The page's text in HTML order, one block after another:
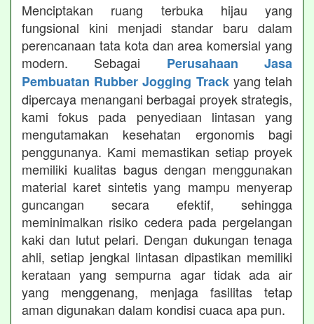
Menciptakan ruang terbuka hijau yang
fungsional kini menjadi standar baru dalam
perencanaan tata kota dan area komersial yang
modern. Sebagai Perusahaan Jasa
Pembuatan Rubber Jogging Trackyang telah
dipercaya menangani berbagai proyek strategis,
kami fokus pada penyediaan lintasan yang
mengutamakan kesehatan ergonomis bagi
penggunanya. Kami memastikan setiap proyek
memiliki kualitas bagus dengan menggunakan
material karet sintetis yang mampu menyerap
guncangan secara efektif, sehingga
meminimalkan risiko cedera pada pergelangan
kaki dan lutut pelari. Dengan dukungan tenaga
ahli, setiap jengkal lintasan dipastikan memiliki
kerataan yang sempurna agar tidak ada air
yang menggenang, menjaga fasilitas tetap
aman digunakan dalam kondisi cuaca apa pun.